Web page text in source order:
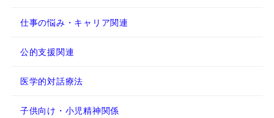
仕事の悩み・キャリア関連
公的支援関連
医学的対話療法
子供向け・小児精神関係